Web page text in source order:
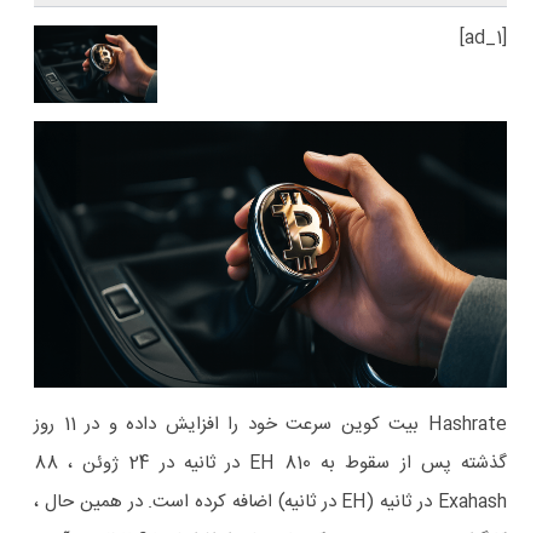
[ad_1]
Hashrate بیت کوین سرعت خود را افزایش داده و در 11 روز
گذشته پس از سقوط به 810 EH در ثانیه در 24 ژوئن ، 88
Exahash در ثانیه (EH در ثانیه) اضافه کرده است. در همین حال ،